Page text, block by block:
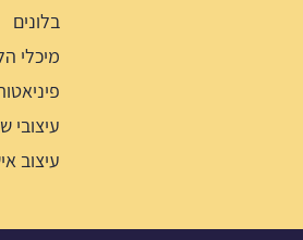
בלונים
מיכלי
עיצובי
עיצוב